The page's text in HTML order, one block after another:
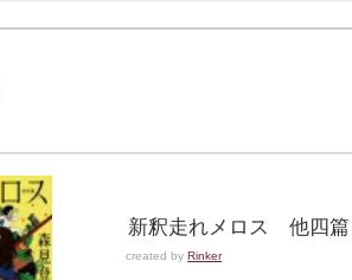
新釈走れメロス 他四
created byRinker